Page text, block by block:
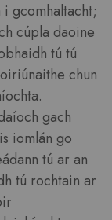
i gcomhaltacht;
cúpla daoine
tú tú
chun
gach
iomlán go
tú ar an
tú rochtain ar